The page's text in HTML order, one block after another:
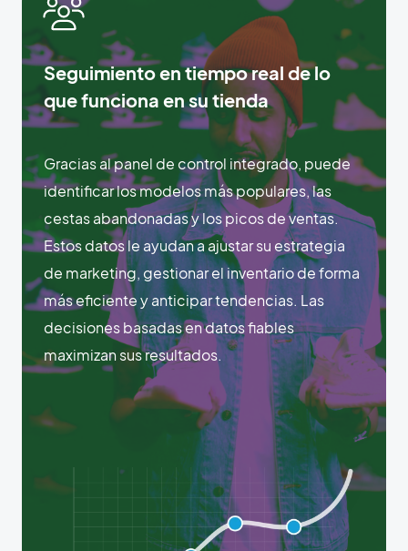
Seguimiento en tiempo real de lo
que funciona en su tienda
Gracias al panel de control integrado, puede
identificar los modelos más populares, las
cestas abandonadas y los picos de ventas.
Estos datos le ayudan a ajustar su estrategia
de marketing, gestionar el inventario de forma
más eficiente y anticipar tendencias. Las
decisiones basadas en datos fiables
maximizan sus resultados.